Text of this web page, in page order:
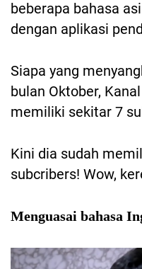
beberapa bahasa
dengan aplikasi
Siapa yang
bulan Oktober,
memiliki sekitar 7
Kini dia sudah
subcribers! Wow,
Menguasai bahasa